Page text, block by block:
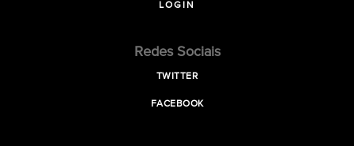
LOGIN
Redes Sociais
TWITTER
FACEBOOK